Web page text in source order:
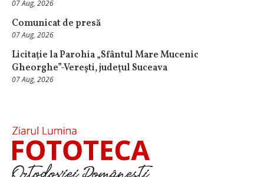
07 Aug, 2026
Comunicat de presă
07 Aug, 2026
Licitaţie la Parohia „Sfântul Mare Mucenic
Gheorghe”-Verești, judeţul Suceava
07 Aug, 2026